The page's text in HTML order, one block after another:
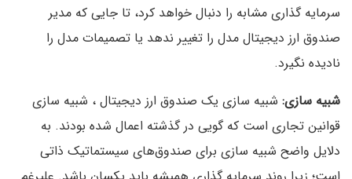
سرمایه گذاری مشابه را دنبال خواهد کرد، تا جایی که مدیر
صندوق ارز دیجیتال مدل را تغییر ندهد یا تصمیمات مدل را
نادیده نگیرد.
شبیه سازی: شبیه سازی یک صندوق ارز دیجیتال ، شبیه سازی
قوانین تجاری است که گویی در گذشته اعمال شده بودند. به
دلایل واضح شبیه سازی برای صندوق‌های سیستماتیک ذاتی